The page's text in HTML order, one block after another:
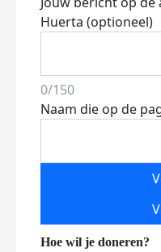
Huerta (optioneel)
0/150
Naam die op de